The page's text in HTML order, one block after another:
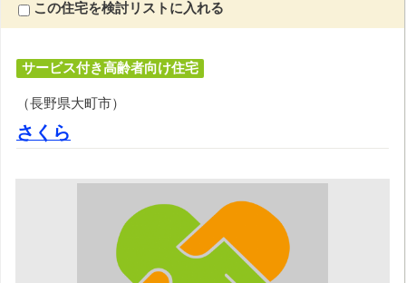
この住宅を検討リストに入れる
サービス付き高齢者向け住宅
（長野県大町市）
さくら